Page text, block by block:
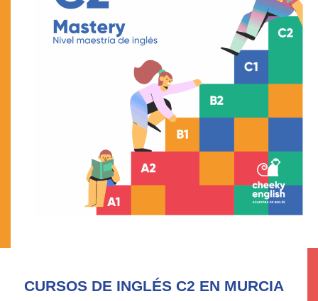
CURSOS DE INGLÉS C2 EN MURCIA